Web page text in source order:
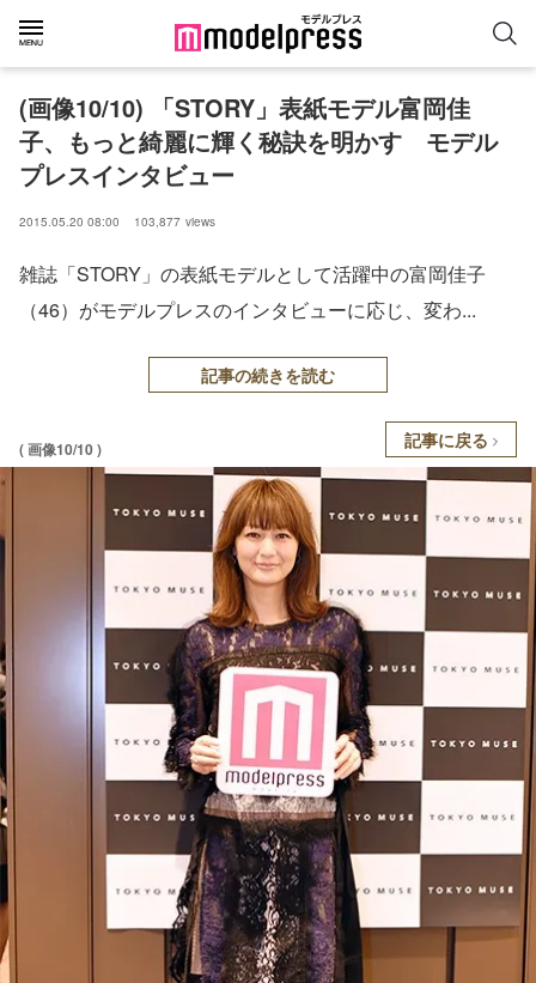
(画像10/10) 「STORY」表紙モデル富岡佳
子、もっと綺麗に輝く秘訣を明かす モデル
プレスインタビュー
2015.05.20 08:00 103,877 views
雑誌「STORY」の表紙モデルとして活躍中の富岡佳子
（46）がモデルプレスのインタビューに応じ、変わ...
記事の続きを読む
( 画像10/10 ) 記事に戻る